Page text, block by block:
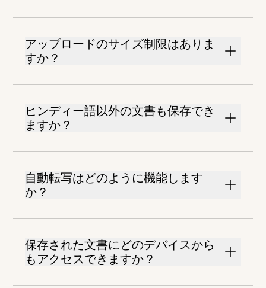
アップロードのサイズ制限はありま
すか？
ヒンディー語以外の文書も保存でき
ますか？
自動転写はどのように機能します
か？
保存された文書にどのデバイスから
もアクセスできますか？